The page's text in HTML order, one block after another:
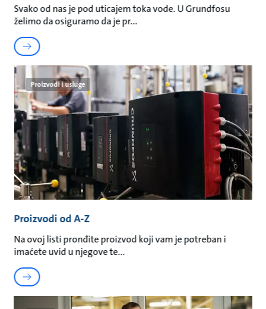
Svako od nas je pod uticajem toka vode. U Grundfosu
želimo da osiguramo da je pr
Proizvodi i usluge
Proizvodi od A-Z
Na ovoj listi pronđite proizvod koji vam je potreban i
imaćete uvid u njegove te